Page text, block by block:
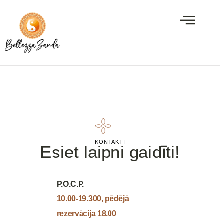
KONTAKTI
Esiet laipni gaidīti!
P.O.C.P.
10.00-19.300, pēdējā
rezervācija 18.00